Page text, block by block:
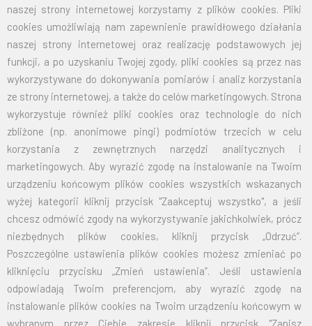
naszej strony internetowej korzystamy z plików cookies. Pliki
cookies umożliwiają nam zapewnienie prawidłowego działania
naszej strony internetowej oraz realizację podstawowych jej
funkcji, a po uzyskaniu Twojej zgody, pliki cookies są przez nas
wykorzystywane do dokonywania pomiarów i analiz korzystania
ze strony internetowej, a także do celów marketingowych. Strona
wykorzystuje również pliki cookies oraz technologie do nich
zbliżone (np. anonimowe pingi) podmiotów trzecich w celu
korzystania z zewnętrznych narzędzi analitycznych i
marketingowych. Aby wyrazić zgodę na instalowanie na Twoim
urządzeniu końcowym plików cookies wszystkich wskazanych
wyżej kategorii kliknij przycisk "Zaakceptuj wszystko", a jeśli
chcesz odmówić zgody na wykorzystywanie jakichkolwiek, prócz
niezbędnych plików cookies, kliknij przycisk „Odrzuć”.
Poszczególne ustawienia plików cookies możesz zmieniać po
kliknięciu przycisku „Zmień ustawienia”. Jeśli ustawienia
odpowiadają Twoim preferencjom, aby wyrazić zgodę na
instalowanie plików cookies na Twoim urządzeniu końcowym w
wybranym przez Ciebie zakresie kliknij przycisk "Zapisz
Proponujemy państwu nowy nośnik reklamy : dzianinę
MESH
WIĘCEJ
2016-09-02
TRANPARENT